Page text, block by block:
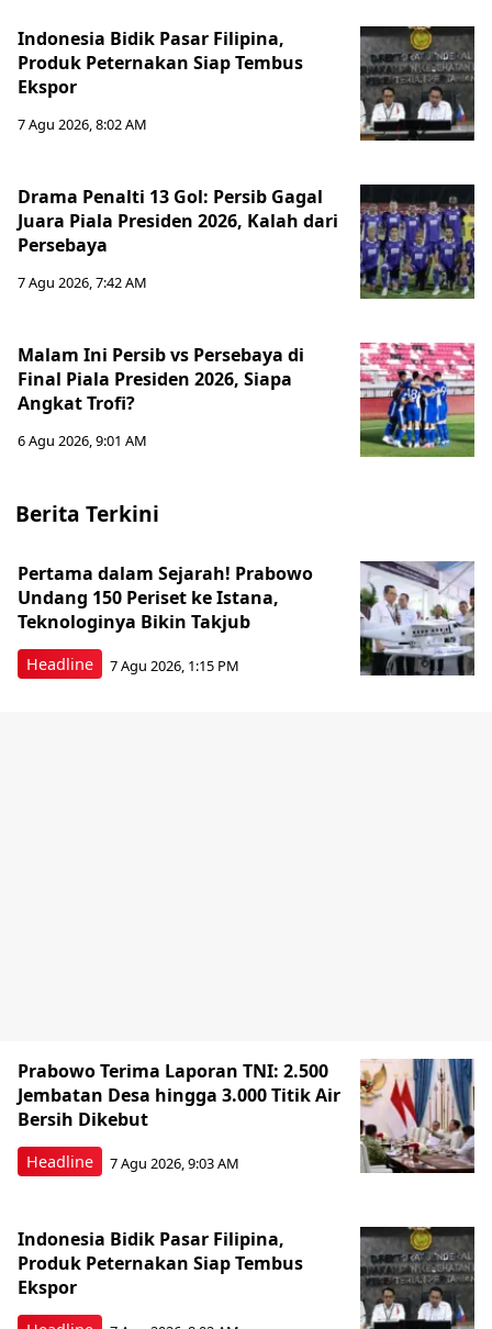
Indonesia Bidik Pasar Filipina,
Produk Peternakan Siap Tembus
Ekspor
7 Agu 2026, 8:02 AM
Drama Penalti 13 Gol: Persib Gagal
Juara Piala Presiden 2026, Kalah dari
Persebaya
7 Agu 2026, 7:42 AM
Malam Ini Persib vs Persebaya di
Final Piala Presiden 2026, Siapa
Angkat Trofi?
6 Agu 2026, 9:01 AM
Berita Terkini
Headline
Pertama dalam Sejarah! Prabowo
Undang 150 Periset ke Istana,
Teknologinya Bikin Takjub
7 Agu 2026, 1:15 PM
Headline
Prabowo Terima Laporan TNI: 2.500
Jembatan Desa hingga 3.000 Titik Air
Bersih Dikebut
7 Agu 2026, 9:03 AM
Indonesia Bidik Pasar Filipina,
Produk Peternakan Siap Tembus
Ekspor